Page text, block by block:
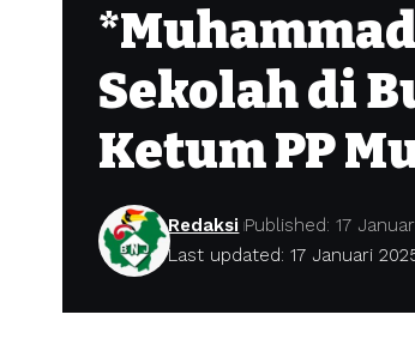
Sekolah di
Ketum PP
Last updated: 17 Januari
Redaksi Published: 17